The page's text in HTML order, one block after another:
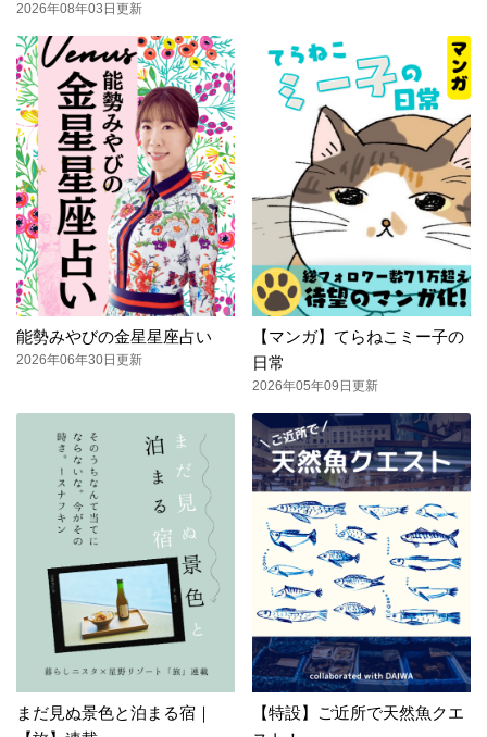
2026年08年03日更新
能勢みやびの金星星座占い
2026年06年30日更新
【マンガ】てらねこミー子の
日常
2026年05年09日更新
まだ見ぬ景色と泊まる宿｜
【特設】ご近所で天然魚クエ